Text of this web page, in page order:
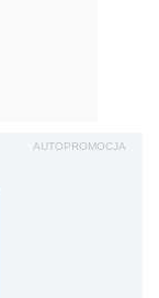
AUTOPROMOCJA